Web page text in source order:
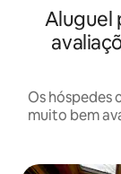
Aluguel
Os hóspedes
muito bem